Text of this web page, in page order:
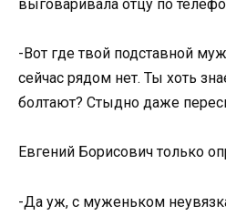
выговаривала отцу по
-Вот где твой подставной
сейчас рядом нет. Ты хоть
болтают? Стыдно даже
Евгений Борисович только
-Да уж, с муженьком